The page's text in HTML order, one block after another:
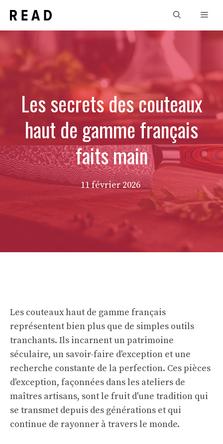
contenu
Les secrets des couteaux
haut de gamme français
faits main
11 février 2026
Les couteaux haut de gamme français
représentent bien plus que de simples outils
tranchants. Ils incarnent un patrimoine
séculaire, un savoir-faire d'exception et une
recherche constante de la perfection. Ces pièces
d'exception, façonnées dans les ateliers de
maîtres artisans, sont le fruit d'une tradition qui
se transmet depuis des générations et qui
continue de rayonner à travers le monde.